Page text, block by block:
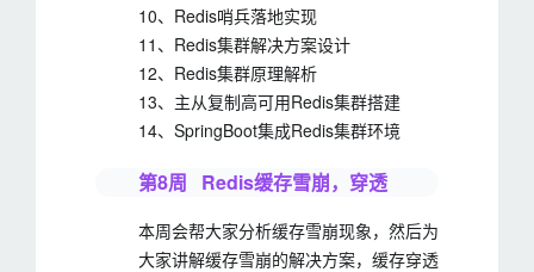
10、Redis哨兵落地实现
11、Redis集群解决方案设计
12、Redis集群原理解析
13、主从复制高可用Redis集群搭建
14、SpringBoot集成Redis集群环境
第8周 Redis缓存雪崩，穿透
本周会帮大家分析缓存雪崩现象，然后为
大家讲解缓存雪崩的解决方案，缓存穿透